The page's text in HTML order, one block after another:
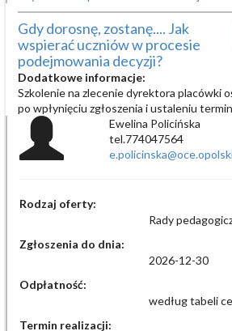
Gdy dorosnę, zostanę.... Jak
wspierać uczniów w procesie
podejmowania decyzji?
Dodatkowe informacje:
Szkolenie na zlecenie dyrektora placówki
po wpłynięciu zgłoszenia i ustaleniu
Ewelina Policińska
tel.774047564
Rodzaj oferty:
Rady
Zgłoszenia do dnia:
2026-12-30
Odpłatność:
według tabeli
Termin realizacji: